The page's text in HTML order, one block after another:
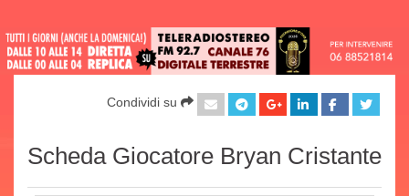
Condividi su
Scheda Giocatore Bryan Cristante